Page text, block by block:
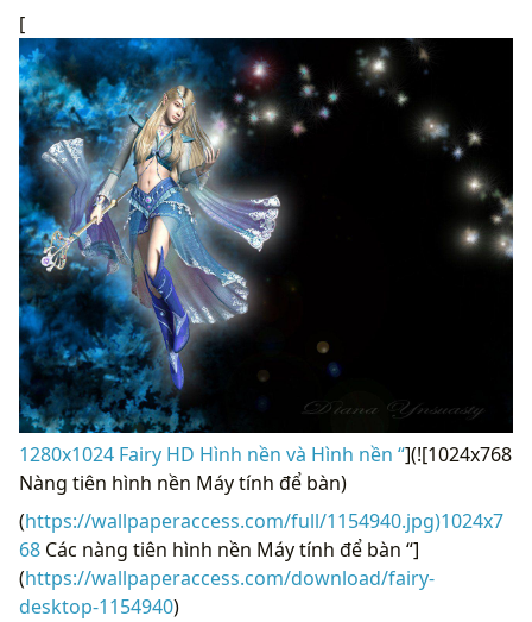
[
1280x1024 Fairy HD Hình nền và Hình nền “](![1024x768
Nàng tiên hình nền Máy tính để bàn)
(https://wallpaperaccess.com/full/1154940.jpg)1024x7
68 Các nàng tiên hình nền Máy tính để bàn “]
(https://wallpaperaccess.com/download/fairy-
desktop-1154940)